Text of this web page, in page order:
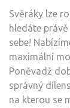
Svěráky lze
hledáte
sebe!
maximální
Poněvadž
správný
na kterou se